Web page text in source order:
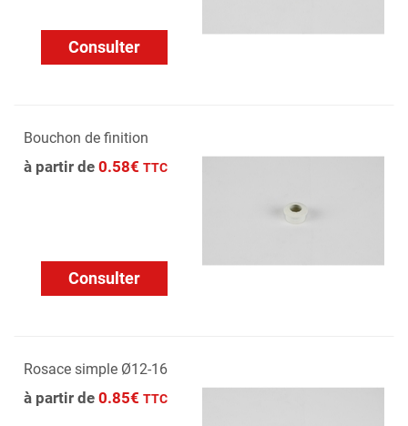
Consulter
Bouchon de finition
à partir de 0.58€ TTC
Consulter
Rosace simple Ø12-16
à partir de 0.85€ TTC